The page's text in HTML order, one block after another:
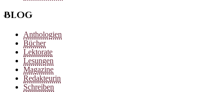
Blog
Anthologien
Bücher
Lektorate
Lesungen
Magazine
Redakteurin
Schreiben